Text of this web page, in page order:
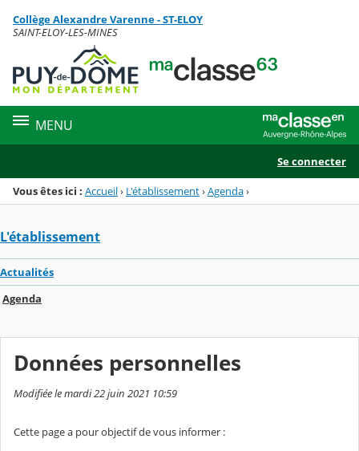
Menu de la rubrique
Contenu
Collège Alexandre Varenne - ST-ELOY
SAINT-ELOY-LES-MINES
MENU
Se connecter
Vous êtes ici : Accueil› L'établissement›Agenda›
L'établissement
Actualités
Agenda
Données personnelles
Modifiée le mardi 22 juin 2021 10:59
Cette page a pour objectif de vous informer :